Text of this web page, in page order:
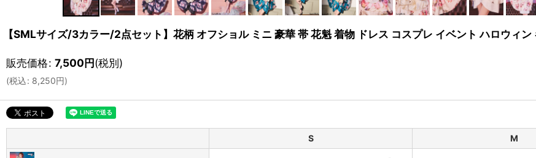
【SMLサイズ/3カラー/2点セット】花柄 オフショル ミニ 豪華 帯 花魁 着物 ドレス コスプレ イベント ハロウィン
販売価格: 7,500円(税別)
(税込: 8,250円)
S M